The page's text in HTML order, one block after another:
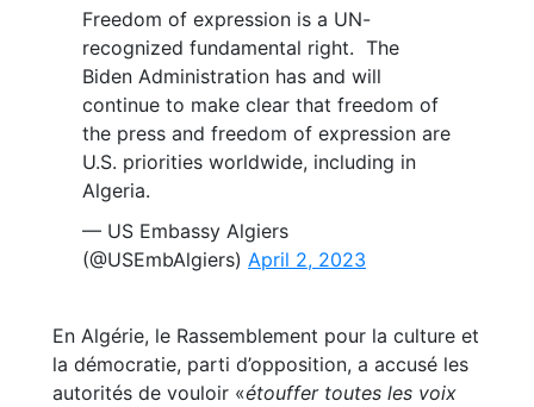
Freedom of expression is a UN-
recognized fundamental right. The
Biden Administration has and will
continue to make clear that freedom of
the press and freedom of expression are
U.S. priorities worldwide, including in
Algeria.
— US Embassy Algiers
(@USEmbAlgiers) April 2, 2023
En Algérie, le Rassemblement pour la culture et
la démocratie, parti d’opposition, a accusé les
autorités de vouloir «étouffer toutes les voix